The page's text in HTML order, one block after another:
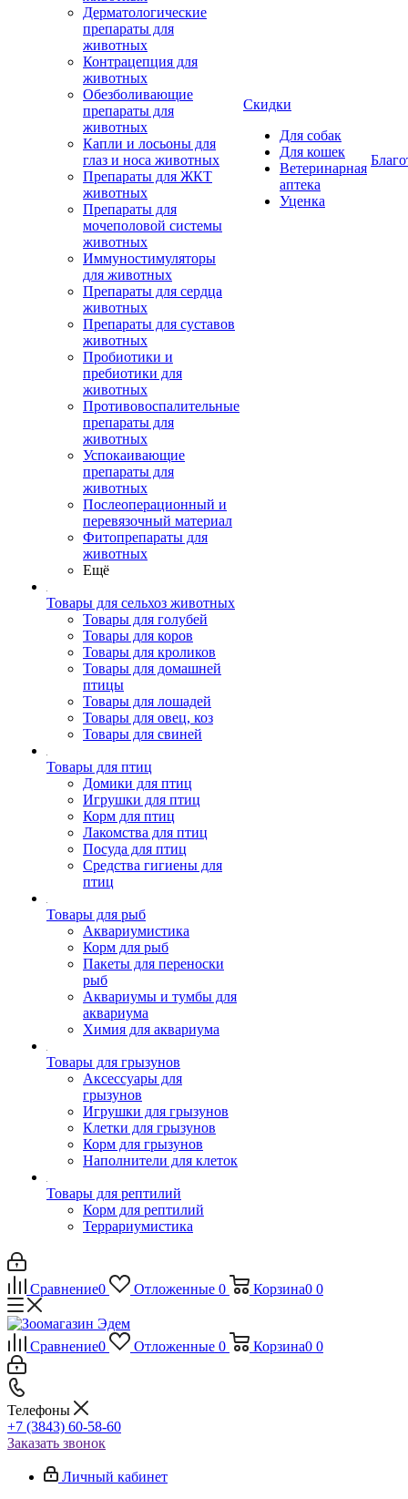
Дерматологические
препараты для
животных
Контрацепция для
животных
Обезболивающие
препараты для
животных
Капли и лосьоны для
глаз и носа животных
Препараты для ЖКТ
животных
Препараты для
мочеполовой системы
животных
Иммуностимуляторы
для животных
Препараты для сердца
животных
Препараты для суставов
животных
Пробиотики и
пребиотики для
животных
Противовоспалительные
препараты для
животных
Успокаивающие
препараты для
животных
Послеоперационный и
перевязочный материал
Фитопрепараты для
животных
Ещё
Товары для сельхоз животных
Товары для голубей
Товары для коров
Товары для кроликов
Товары для домашней
птицы
Товары для лошадей
Товары для овец, коз
Товары для свиней
Товары для птиц
Домики для птиц
Игрушки для птиц
Корм для птиц
Лакомства для птиц
Посуда для птиц
Средства гигиены для
птиц
Товары для рыб
Аквариумистика
Корм для рыб
Пакеты для переноски
рыб
Аквариумы и тумбы для
аквариума
Химия для аквариума
Товары для грызунов
Аксессуары для
грызунов
Игрушки для грызунов
Клетки для грызунов
Корм для грызунов
Наполнители для клеток
Товары для рептилий
Корм для рептилий
Террариумистика
Скидки
Для собак
Для кошек
Ветеринарная
аптека
Уценка
Сравнение0 Отложенные 0 Корзина0 0
Сравнение0 Отложенные 0 Корзина0 0
Телефоны
+7 (3843) 60-58-60
Заказать звонок
Личный кабинет